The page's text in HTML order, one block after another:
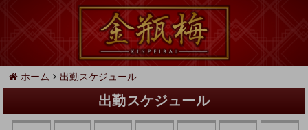
ホーム 出勤スケジュール
出勤スケジュール